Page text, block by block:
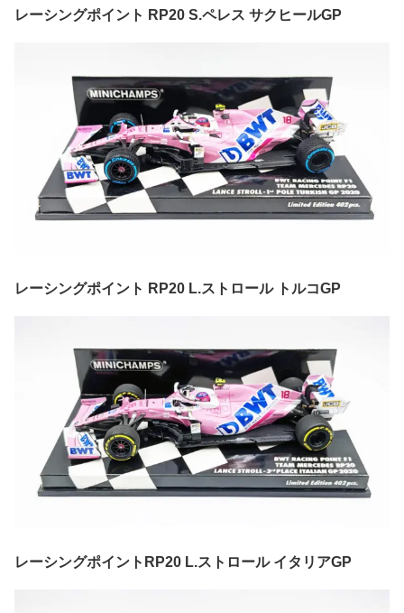
レーシングポイント RP20 S.ペレス サクヒールGP
レーシングポイント RP20 L.ストロール トルコGP
レーシングポイントRP20 L.ストロール イタリアGP